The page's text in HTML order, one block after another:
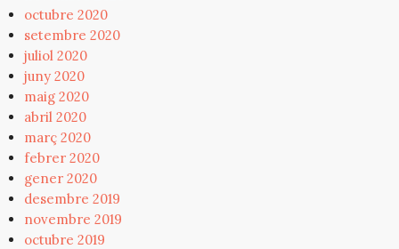
octubre 2020
setembre 2020
juliol 2020
juny 2020
maig 2020
abril 2020
març 2020
febrer 2020
gener 2020
desembre 2019
novembre 2019
octubre 2019